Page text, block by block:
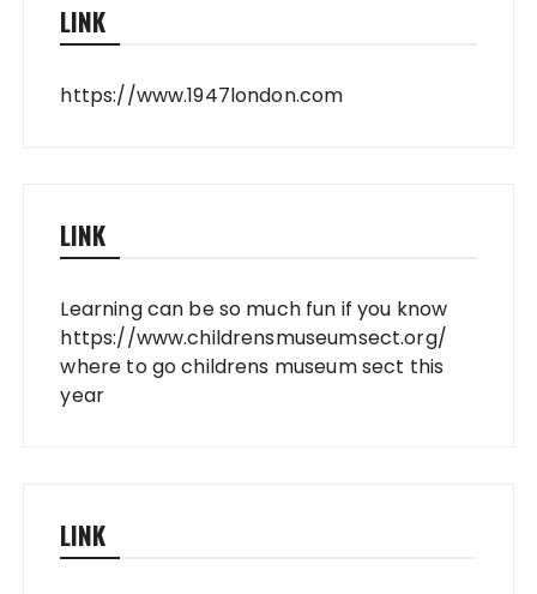
LINK
https://www.1947london.com
LINK
Learning can be so much fun if you know
https://www.childrensmuseumsect.org/
where to go childrens museum sect this
year
LINK